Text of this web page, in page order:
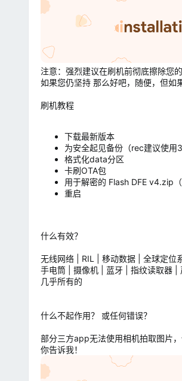
注意：强烈建议在刷机前彻底擦除您
如果您仍坚持 那么好吧，随便，但如
刷机教程
下载最新版本
为安全起见备份（rec建议使用
格式化data分区
卡刷OTA包
用于解密的 Flash DFE v4.zip（
重启
什么有效？
无线网络 | RIL | 移动数据 | 全球定位
手电筒 | 摄像机 | 蓝牙 | 指纹读取器 |
几乎所有的
什么不起作用？ 或任何错误？
部分三方app无法使用相机拍取图片
你告诉我！